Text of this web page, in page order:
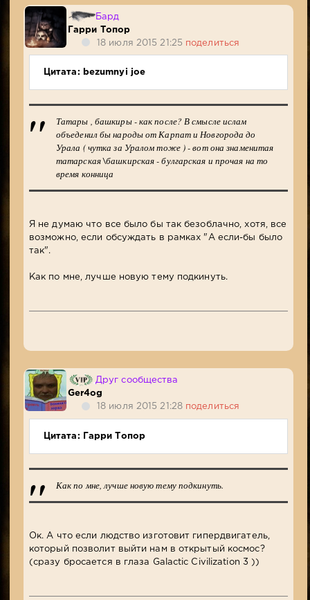
Бард
Гарри Топор
18 июля 2015 21:25 поделиться
Цитата: bezumnyi joe
Татары , башкиры - как после? В смысле ислам
объеденил бы народы от Карпат и Новгорода до
Урала ( чутка за Уралом тоже ) - вот она знаменитая
татарская \башкирская - булгарская и прочая на то
время конница
Я не думаю что все было бы так безоблачно, хотя, все
возможно, если обсуждать в рамках "А если-бы было
так".
Как по мне, лучше новую тему подкинуть.
Друг сообщества
Ger4og
18 июля 2015 21:28 поделиться
Цитата: Гарри Топор
Как по мне, лучше новую тему подкинуть.
Ок. А что если людство изготовит гипердвигатель,
который позволит выйти нам в открытый космос?
(сразу бросается в глаза Galactic Civilization 3 ))